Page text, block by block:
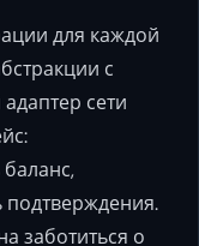
для каждой
с
сети
подтверждения.
заботиться о